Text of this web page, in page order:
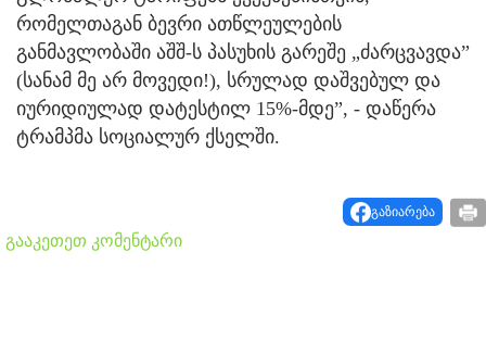
რომელთაგან ბევრი ათწლეულების
განმავლობაში აშშ-ს პასუხის გარეშე „ძარცვავდა”
(სანამ მე არ მოვედი!), სრულად დაშვებულ და
იურიდიულად დატესტილ 15%-მდე”, - დაწერა
ტრამპმა სოციალურ ქსელში.
გაზიარება
გააკეთეთ კომენტარი